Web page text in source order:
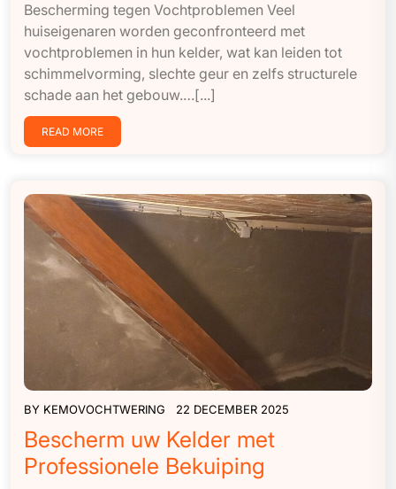
Bescherming tegen Vochtproblemen Veel
huiseigenaren worden geconfronteerd met
vochtproblemen in hun kelder, wat kan leiden tot
schimmelvorming, slechte geur en zelfs structurele
schade aan het gebouw.…[...]
READ MORE
BY KEMOVOCHTWERING 22 DECEMBER 2025
Bescherm uw Kelder met
Professionele Bekuiping